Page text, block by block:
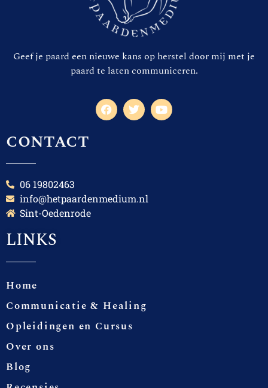
Geef je paard een nieuwe kans op herstel door mij met je
paard te laten communiceren.
contact
06 19802463
info@hetpaardenmedium.nl
Sint-Oedenrode
LINKS
Home
Communicatie & Healing
Opleidingen en Cursus
Over ons
Blog